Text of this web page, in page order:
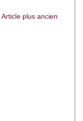
Article plus ancien